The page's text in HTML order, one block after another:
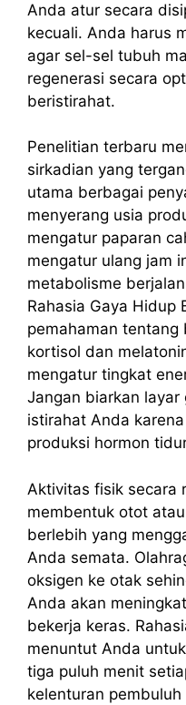
Anda atur secara
kecuali. Anda harus
agar sel-sel tubuh
regenerasi secara
beristirahat.
Penelitian terbaru
sirkadian yang
utama berbagai
menyerang usia
mengatur paparan
mengatur ulang jam
metabolisme
Rahasia Gaya Hidup
pemahaman tentang
kortisol dan
mengatur tingkat
Jangan biarkan
istirahat Anda
produksi hormon
Aktivitas fisik secara
membentuk otot
berlebih yang
Anda semata.
oksigen ke otak
Anda akan
bekerja keras.
menuntut Anda
tiga puluh menit
kelenturan